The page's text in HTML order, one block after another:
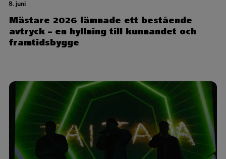
8. juni
Mästare 2026 lämnade ett bestående
avtryck – en hyllning till kunnandet och
framtidsbygge